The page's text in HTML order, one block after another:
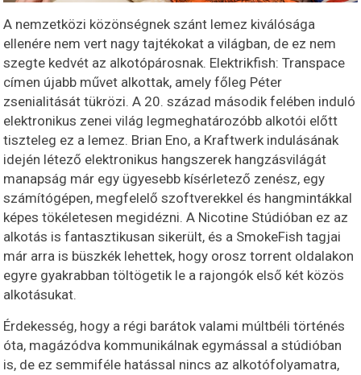
A nemzetközi közönségnek szánt lemez kiválósága
ellenére nem vert nagy tajtékokat a világban, de ez nem
szegte kedvét az alkotópárosnak. Elektrikfish: Transpace
címen újabb művet alkottak, amely főleg Péter
zsenialitását tükrözi. A 20. század második felében induló
elektronikus zenei világ legmeghatározóbb alkotói előtt
tiszteleg ez a lemez. Brian Eno, a Kraftwerk indulásának
idején létező elektronikus hangszerek hangzásvilágát
manapság már egy ügyesebb kísérletező zenész, egy
számítógépen, megfelelő szoftverekkel és hangmintákkal
képes tökéletesen megidézni. A Nicotine Stúdióban ez az
alkotás is fantasztikusan sikerült, és a SmokeFish tagjai
már arra is büszkék lehettek, hogy orosz torrent oldalakon
egyre gyakrabban töltögetik le a rajongók első két közös
alkotásukat.
Érdekesség, hogy a régi barátok valami múltbéli történés
óta, magázódva kommunikálnak egymással a stúdióban
is, de ez semmiféle hatással nincs az alkotófolyamatra,